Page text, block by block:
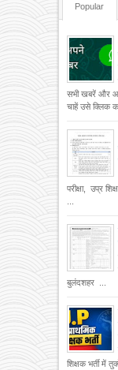
Popular
सभी खबरें और
चाहें उसे क्लिक
परीक्षा, उप्र
बुलंदशहर ...
शिक्षक भर्ती में